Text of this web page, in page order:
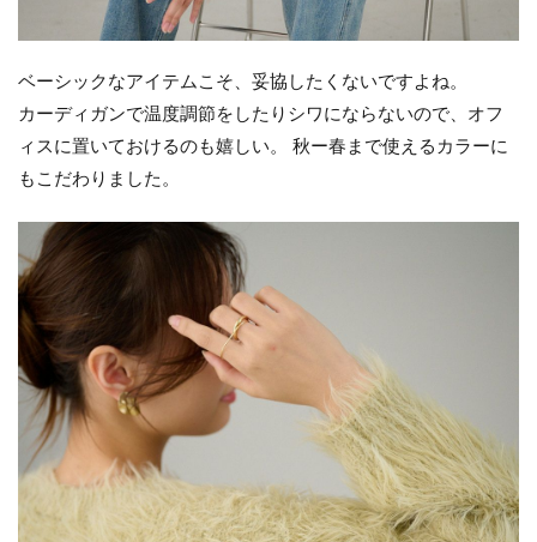
ベーシックなアイテムこそ、妥協したくないですよね。
カーディガンで温度調節をしたりシワにならないので、オフ
ィスに置いておけるのも嬉しい。 秋ー春まで使えるカラーに
もこだわりました。